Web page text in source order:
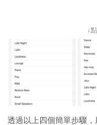
↓
透過以上四個簡單步驟